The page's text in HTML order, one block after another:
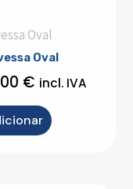
Oval
Oval
€ incl. IVA